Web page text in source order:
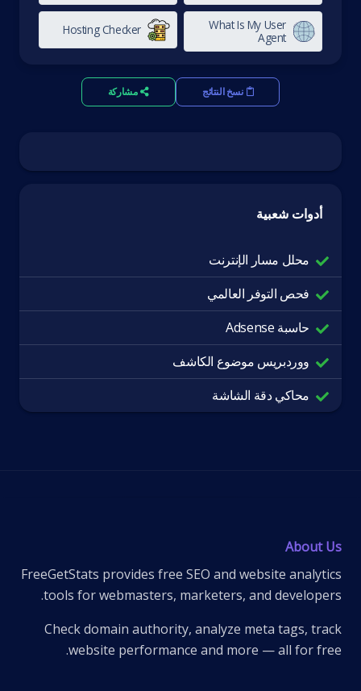
What Is My User
Agent
Hosting Checker
نسخ النتائج مشاركة
أدوات شعبية
محلل مسار الإنترنت
فحص التوفر العالمي
حاسبة Adsense
ووردبريس موضوع الكاشف
محاكي دقة الشاشة
About Us
FreeGetStats provides free SEO and website analytics
tools for webmasters, marketers, and developers.
Check domain authority, analyze meta tags, track
website performance and more — all for free.